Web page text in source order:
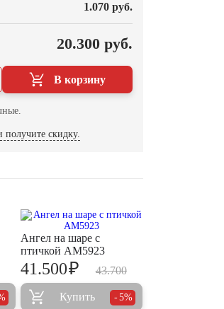
1.070 руб.
20.300 руб.
В корзину
скидку.
Ангел на шаре с
птичкой AM5923
43.700
41.500₽
Купить 5%